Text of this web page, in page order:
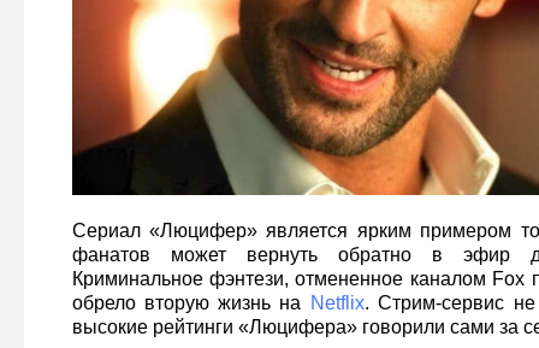
Сериал «Люцифер» является ярким примером
фанатов может вернуть обратно в эфир
Криминальное фэнтези, отмененное каналом Fox
обрело вторую жизнь на
Netflix. Стрим-сервис не
высокие рейтинги «Люцифера» говорили сами за